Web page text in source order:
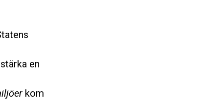
en
kom